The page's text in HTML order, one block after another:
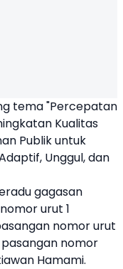
tema "Percepatan
Kualitas
Publik untuk
Unggul, dan
gagasan
urut 1
nomor urut
nomor
Hamami.